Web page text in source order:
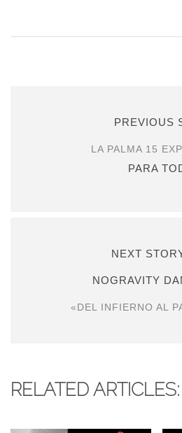
PREVIOUS
LA PALMA 15
PARA
NEXT
NOGRAVITY
«DEL INFIERNO AL
RELATED ARTICLES: